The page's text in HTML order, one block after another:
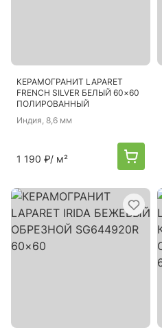
КЕРАМОГРАНИТ LAPARET
FRENCH SILVER БЕЛЫЙ 60×60
ПОЛИРОВАННЫЙ
Индия, 8,6 мм
1 190 ₽/ м²